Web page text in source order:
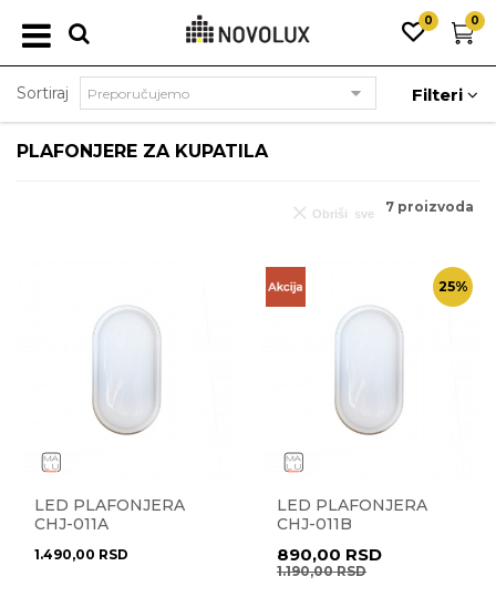
0
0
PLAFONJERE ZA KUPATILA
Sortiraj Filteri
7 proizvoda
Obriši sve
LED PLAFONJERA
CHJ-011A
1.490,00 RSD
25%
LED PLAFONJERA
CHJ-011B
890,00 RSD
1.190,00RSD